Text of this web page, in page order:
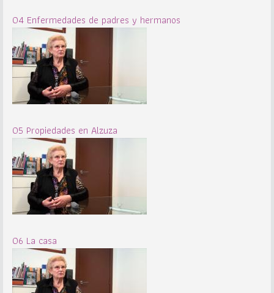
04 Enfermedades de padres y hermanos
05 Propiedades en Alzuza
06 La casa